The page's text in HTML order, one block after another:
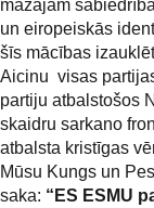
mazajam
un eiropeiskās
šīs mācības
Aicinu visas
partiju atbalstošos
skaidru sarkano
atbalsta kristīgas
Mūsu Kungs un
saka: “ES ESMU